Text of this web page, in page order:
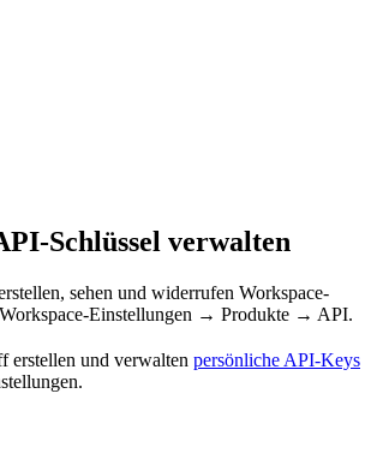
Schlüssel verwalten
sehen und widerrufen Workspace-
Einstellungen → Produkte → API.
und verwalten persönliche API-Keys